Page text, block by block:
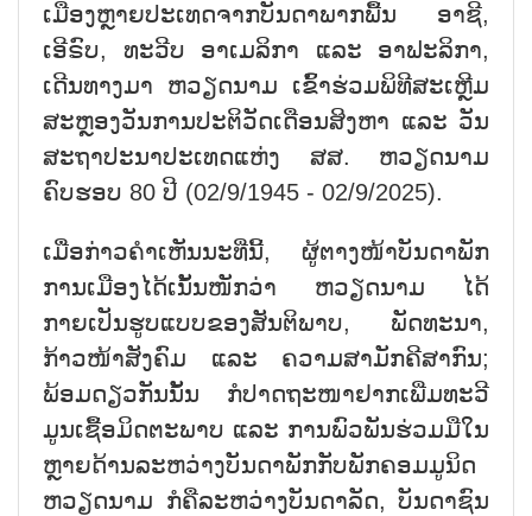
ເມືອງຫຼາຍປະເທດຈາກບັນດາພາກພື້ນ ອາຊີ,
ເອີຣົບ, ທະວີບ ອາເມລິກາ ແລະ ອາຟະລິກາ,
ເດີນທາງມາ ຫວຽດນາມ ເຂົ້າຮ່ວມພິທີສະເຫຼີມ
ສະຫຼອງວັນການປະຕິວັດເດືອນສິງຫາ ແລະ ວັນ
ສະຖາປະນາປະເທດແຫ່ງ ສສ. ຫວຽດນາມ
ຄົບຮອບ 80 ປີ (02/9/1945 - 02/9/2025).
ເມື່ອກ່າວຄຳເຫັນນະທີ່ນີ້, ຜູ້ຕາງໜ້າບັນດາພັກ
ການເມືອງໄດ້ເນັ້ນໜັກວ່າ ຫວຽດນາມ ໄດ້
ກາຍເປັນຮູບແບບຂອງສັນຕິພາບ, ພັດທະນາ,
ກ້າວໜ້າສັງຄົມ ແລະ ຄວາມສາມັກຄີສາກົນ;
ພ້ອມດຽວກັນນັ້ນ ກໍປາດຖະໜາຢາກເພີ່ມທະວີ
ມູນເຊື້ອມິດຕະພາບ ແລະ ການພົວພັນຮ່ວມມືໃນ
ຫຼາຍດ້ານລະຫວ່າງບັນດາພັກກັບພັກຄອມມູນິດ
ຫວຽດນາມ ກໍຄືລະຫວ່າງບັນດາລັດ, ບັນດາຊົນ